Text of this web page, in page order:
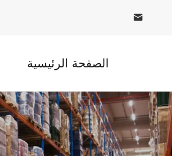
الصفحة الرئيسية